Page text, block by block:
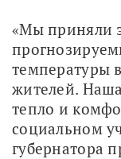
«Мы приняли
температуры
жителей.
тепло и
социальном
губернатора